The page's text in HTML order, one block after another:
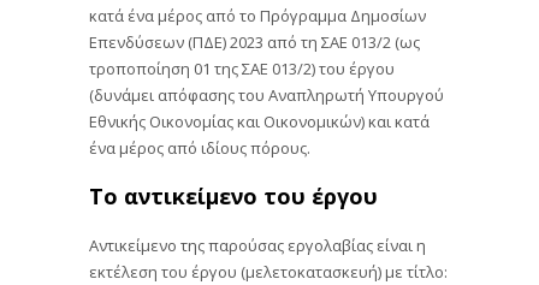
κατά ένα μέρος από το Πρόγραμμα Δημοσίων
Επενδύσεων (ΠΔΕ) 2023 από τη ΣΑΕ 013/2 (ως
τροποποίηση 01 της ΣΑΕ 013/2) του έργου
(δυνάμει απόφασης του Αναπληρωτή Υπουργού
Εθνικής Οικονομίας και Οικονομικών) και κατά
ένα μέρος από ιδίους πόρους.
Το αντικείμενο του έργου
Αντικείμενο της παρούσας εργολαβίας είναι η
εκτέλεση του έργου (μελετοκατασκευή) με τίτλο: